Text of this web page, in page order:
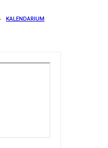
KALENDARIUM